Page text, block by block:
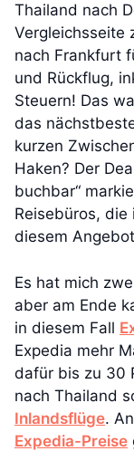
Thailand nach
Vergleichsseite
nach Frankfurt
und Rückflug,
Steuern! Das
das
kurzen
Haken? Der
buchbar“
Reisebüros,
diesem
Es hat mich
aber am Ende
in diesem Fall
Expedia mehr
dafür bis zu 30
nach Thailand
Inlandsflüge.
Expedia-Preise